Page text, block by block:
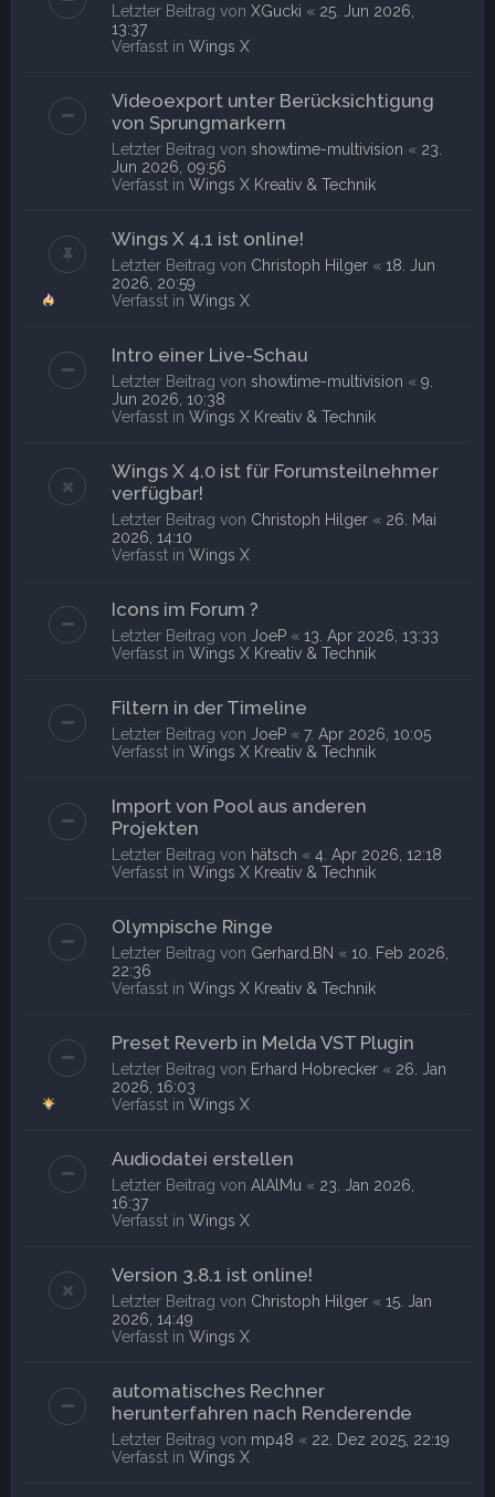
Letzter Beitrag von XGucki « 25. Jun 2026,
13:37
Verfasst in Wings X
Videoexport unter Berücksichtigung
von Sprungmarkern
Letzter Beitrag von showtime-multivision « 23.
Jun 2026, 09:56
Verfasst in Wings X Kreativ & Technik
Wings X 4.1 ist online!
Letzter Beitrag von Christoph Hilger « 18. Jun
2026, 20:59
Verfasst in Wings X
Intro einer Live-Schau
Letzter Beitrag von showtime-multivision « 9.
Jun 2026, 10:38
Verfasst in Wings X Kreativ & Technik
Wings X 4.0 ist für Forumsteilnehmer
verfügbar!
Letzter Beitrag von Christoph Hilger « 26. Mai
2026, 14:10
Verfasst in Wings X
Icons im Forum ?
Letzter Beitrag von JoeP « 13. Apr 2026, 13:33
Verfasst in Wings X Kreativ & Technik
Filtern in der Timeline
Letzter Beitrag von JoeP « 7. Apr 2026, 10:05
Verfasst in Wings X Kreativ & Technik
Import von Pool aus anderen
Projekten
Letzter Beitrag von hätsch « 4. Apr 2026, 12:18
Verfasst in Wings X Kreativ & Technik
Olympische Ringe
Letzter Beitrag von Gerhard.BN « 10. Feb 2026,
22:36
Verfasst in Wings X Kreativ & Technik
Preset Reverb in Melda VST Plugin
Letzter Beitrag von Erhard Hobrecker « 26. Jan
2026, 16:03
Verfasst in Wings X
Audiodatei erstellen
Letzter Beitrag von AlAlMu « 23. Jan 2026,
16:37
Verfasst in Wings X
Version 3.8.1 ist online!
Letzter Beitrag von Christoph Hilger « 15. Jan
2026, 14:49
Verfasst in Wings X
automatisches Rechner
herunterfahren nach Renderende
Letzter Beitrag von mp48 « 22. Dez 2025, 22:19
Verfasst in Wings X